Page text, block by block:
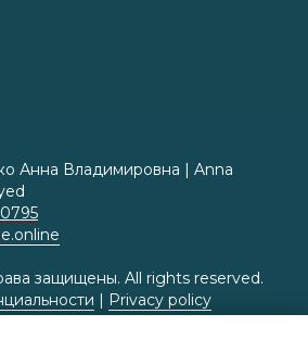
Анна Владимировна | Anna
защищены. All rights reserved.
| Privacy policy
Public offer